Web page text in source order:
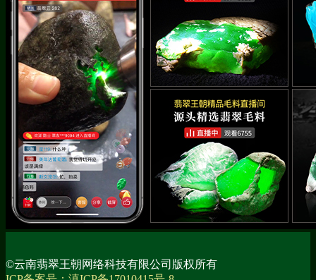
©云南翡翠王朝网络科技有限公司版权所有